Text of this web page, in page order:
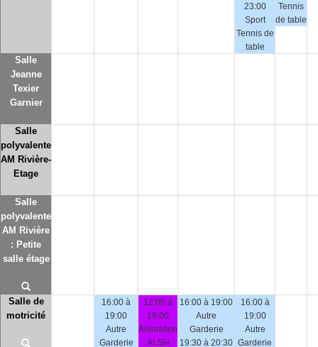
23:00
Sport
Tennis de
table
Tennis
de table
Salle
Jeanne
Texier
Garnier
Salle
polyvalente
AM Rivière-
Etage
Salle
polyvalente
AM Rivière
: Petite
salle étage
Salle de
motricité
16:00 à
19:00
Autre
Garderie
12:00 à
19:00
Animation
ALSH
16:00 à 19:00
Autre
Garderie
19:30 à 20:30
16:00 à
19:00
Autre
Garderie